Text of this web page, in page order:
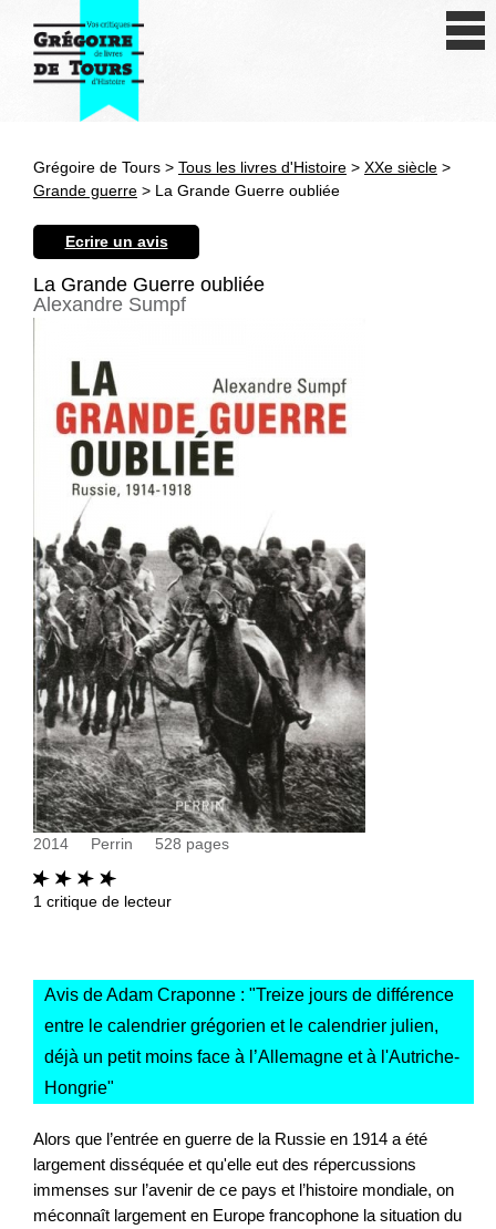
Antiquité
Epoque moderne
XXe siècle
Autres civilisations
Thématiques
Grégoire de Tours > Tous les livres d'Histoire > XXe siècle >
Grande guerre > La Grande Guerre oubliée
Ecrire un avis
La Grande Guerre oubliée
Alexandre Sumpf
2014 Perrin 528 pages
1 critique de lecteur
Avis de Adam Craponne : "Treize jours de différence
entre le calendrier grégorien et le calendrier julien,
déjà un petit moins face à l’Allemagne et à l'Autriche-
Hongrie"
Alors que l’entrée en guerre de la Russie en 1914 a été
largement disséquée et qu'elle eut des répercussions
immenses sur l’avenir de ce pays et l’histoire mondiale, on
méconnaît largement en Europe francophone la situation du